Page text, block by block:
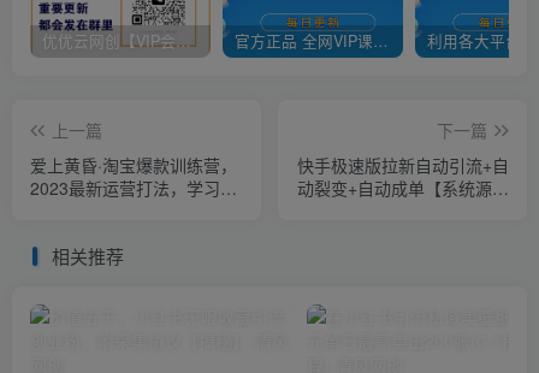
优优云网创【VIP会员专属交流群】 官方正品 全网VIP课程 无损下载~
上一篇
爱上黄昏·淘宝爆款训练营，
2023最新运营打法，学习爆
下一篇
快手极速版拉新自动引流+自
动裂变+自动成单【系统源码
相关推荐